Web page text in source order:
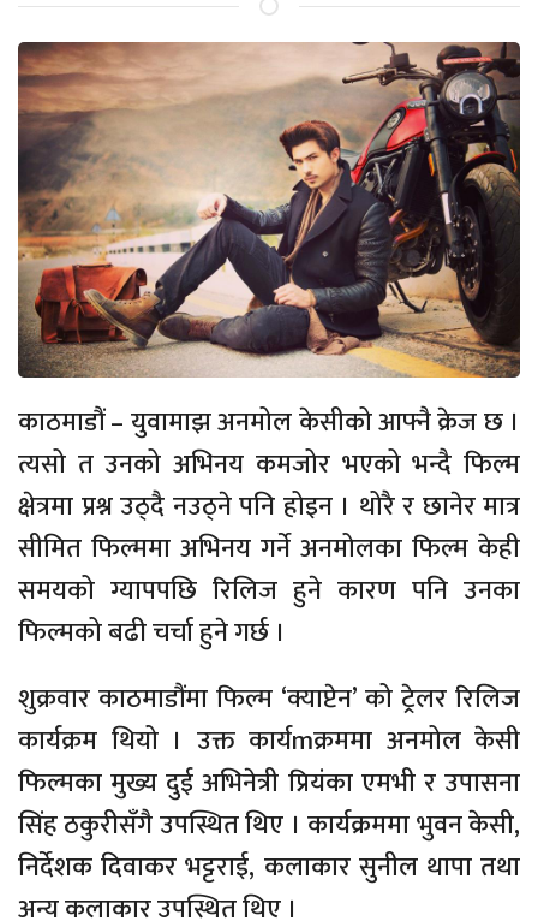
काठमाडौं – युवामाझ अनमोल केसीको आफ्नै क्रेज छ ।
त्यसो त उनको अभिनय कमजोर भएको भन्दै फिल्म
क्षेत्रमा प्रश्न उठ्दै नउठ्ने पनि होइन । थोरै र छानेर मात्र
सीमित फिल्ममा अभिनय गर्ने अनमोलका फिल्म केही
समयको ग्यापपछि रिलिज हुने कारण पनि उनका
फिल्मको बढी चर्चा हुने गर्छ ।
शुक्रवार काठमाडौंमा फिल्म ‘क्याप्टेन’ को ट्रेलर रिलिज
कार्यक्रम थियो । उक्त कार्यmक्रममा अनमोल केसी
फिल्मका मुख्य दुई अभिनेत्री प्रियंका एमभी र उपासना
सिंह ठकुरीसँगै उपस्थित थिए । कार्यक्रममा भुवन केसी,
निर्देशक दिवाकर भट्टराई, कलाकार सुनील थापा तथा
अन्य कलाकार उपस्थित थिए ।